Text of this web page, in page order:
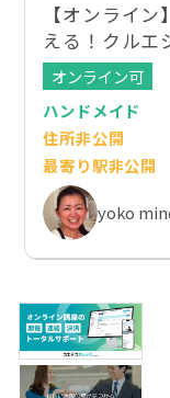
【オンライ
える！クルエ
オンライン可
ハンドメイド
住所非公開
最寄り駅非公開
yoko